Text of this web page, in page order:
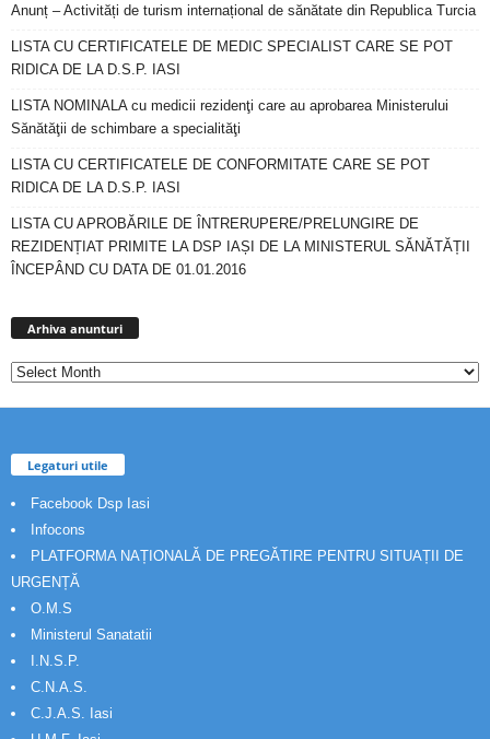
Anunț – Activități de turism internațional de sănătate din Republica Turcia
LISTA CU CERTIFICATELE DE MEDIC SPECIALIST CARE SE POT
RIDICA DE LA D.S.P. IASI
LISTA NOMINALA cu medicii rezidenţi care au aprobarea Ministerului
Sănătăţii de schimbare a specialităţi
LISTA CU CERTIFICATELE DE CONFORMITATE CARE SE POT
RIDICA DE LA D.S.P. IASI
LISTA CU APROBĂRILE DE ÎNTRERUPERE/PRELUNGIRE DE
REZIDENȚIAT PRIMITE LA DSP IAȘI DE LA MINISTERUL SĂNĂTĂȚII
ÎNCEPÂND CU DATA DE 01.01.2016
Arhiva anunturi
Legaturi utile
Facebook Dsp Iasi
Infocons
PLATFORMA NAȚIONALĂ DE PREGĂTIRE PENTRU SITUAȚII DE
URGENȚĂ
O.M.S
Ministerul Sanatatii
I.N.S.P.
C.N.A.S.
C.J.A.S. Iasi